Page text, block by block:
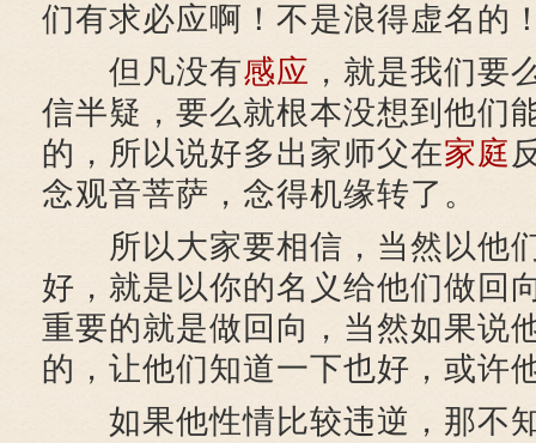
们有求必应啊！不是浪得虚名的
但凡没有感应 ，就是我们要
信半疑，要么就根本没想到他们
的，所以说好多出家师父在家庭
念观音菩萨，念得机缘转了。
所以大家要相信，当然以他
好，就是以你的名义给他们做回
重要的就是做回向，当然如果说
的，让他们知道一下也好，或许
如果他性情比较违逆，那不